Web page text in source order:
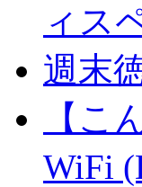
ィス
週末
【こ
WiFi